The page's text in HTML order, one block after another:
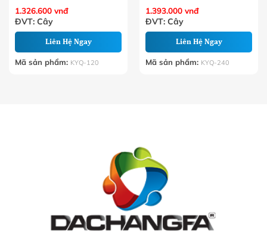
1.326.600 vnđ
ĐVT: Cây
Liên Hệ Ngay
Mã sản phẩm: KYQ-120
1.393.000 vnđ
ĐVT: Cây
Liên Hệ Ngay
Mã sản phẩm: KYQ-240